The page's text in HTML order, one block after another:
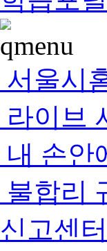
서울시
라이브
내 손안
불합리
신고센터